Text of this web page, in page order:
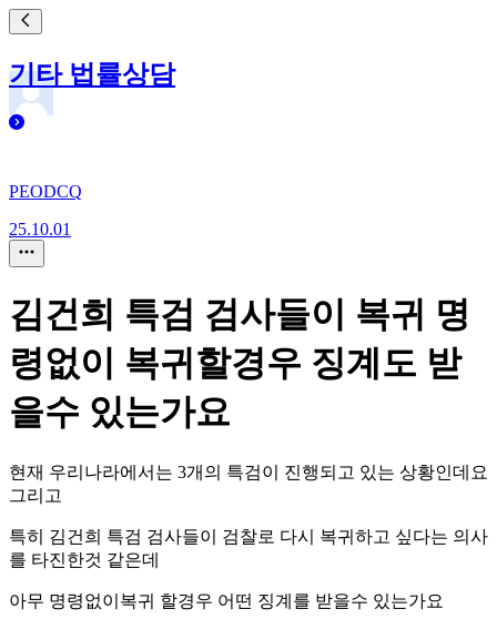
기타 법률상담
PEODCQ
25.10.01
김건희 특검 검사들이 복귀 명
령없이 복귀할경우 징계도 받
을수 있는가요
현재 우리나라에서는 3개의 특검이 진행되고 있는 상황인데요
그리고
특히 김건희 특검 검사들이 검찰로 다시 복귀하고 싶다는 의사
를 타진한것 같은데
아무 명령없이복귀 할경우 어떤 징계를 받을수 있는가요